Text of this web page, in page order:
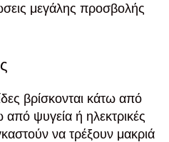
μεγάλης προσβολής
βρίσκονται κάτω από
ψυγεία ή ηλεκτρικές
να τρέξουν μακριά